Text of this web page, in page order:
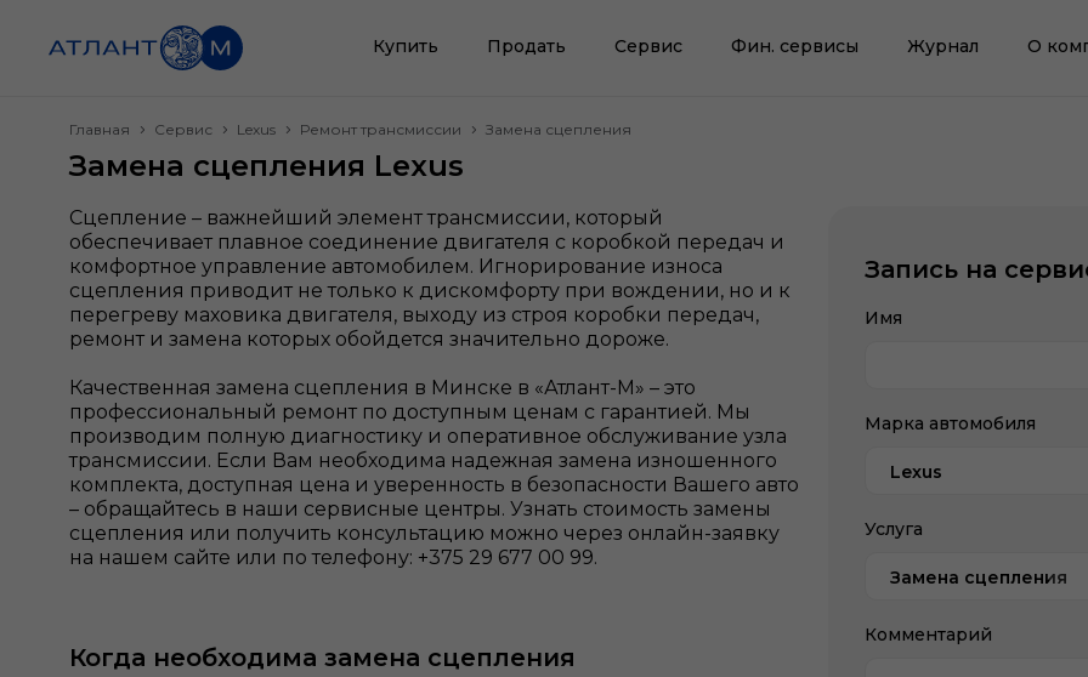
Купить Продать Сервис Фин. сервисы Журнал О
Главная Сервис Lexus Ремонт трансмиссии Замена сцепления
Замена сцепления Lexus
Сцепление – важнейший элемент трансмиссии, который
обеспечивает плавное соединение двигателя с коробкой передач и
комфортное управление автомобилем. Игнорирование износа
сцепления приводит не только к дискомфорту при вождении, но и к
перегреву маховика двигателя, выходу из строя коробки передач,
ремонт и замена которых обойдется значительно дороже.
Качественная замена сцепления в Минске в «Атлант-М» – это
профессиональный ремонт по доступным ценам с гарантией. Мы
производим полную диагностику и оперативное обслуживание узла
трансмиссии. Если Вам необходима надежная замена изношенного
комплекта, доступная цена и уверенность в безопасности Вашего авто
– обращайтесь в наши сервисные центры. Узнать стоимость замены
сцепления или получить консультацию можно через онлайн-заявку
на нашем сайте или по телефону: +375 29 677 00 99.
Когда необходима замена сцепления
Запись на
Имя
Марка автомобиля
Lexus
Услуга
Замена сцепления
Комментарий